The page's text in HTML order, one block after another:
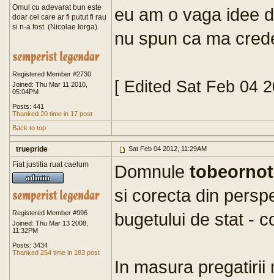
Omul cu adevarat bun este
doar cel care ar fi putut fi rau
si n-a fost. (Nicolae Iorga)
Registered Member #2730
Joined: Thu Mar 11 2010,
05:04PM
Posts: 441
Thanked 20 time in 17 post
eu am o vaga idee
nu spun ca ma
[ Edited Sat Feb 04
Back to top
truepride Sat Feb 04 2012, 11:29AM
Fiat justitia ruat caelum
Registered Member #996
Joined: Thu Mar 13 2008,
11:32PM
Posts: 3434
Thanked 254 time in 183 post
Domnule tobeornot
si corecta din
bugetului de stat -
In masura pregatirii